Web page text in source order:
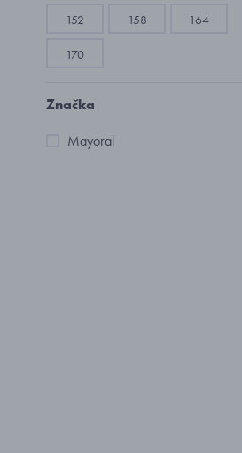
152 158 164
170
Značka
Mayoral